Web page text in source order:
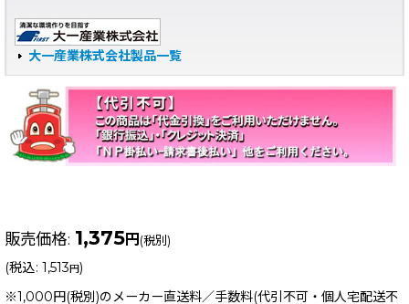
大一産業株式会社製品一覧
販売価格: 1,375円 (税別)
(税込: 1,513 円)
※1,000円(税別)のメーカー直送料／手数料(代引不可・個人宅配送不